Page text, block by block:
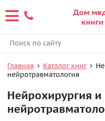
Дом
Главная Каталог книг
нейротравматология
Нейрохирургия и